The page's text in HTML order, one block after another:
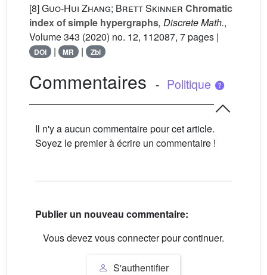
[8]Guo-Hui Zhang; Brett Skinner Chromatic
index of simple hypergraphs, Discrete Math.,
Volume 343 (2020) no. 12, 112087, 7 pages |
DOI | MR | Zbl
Commentaires - Politique
Il n'y a aucun commentaire pour cet article.
Soyez le premier à écrire un commentaire !
Publier un nouveau commentaire:
Vous devez vous connecter pour continuer.
S'authentifier